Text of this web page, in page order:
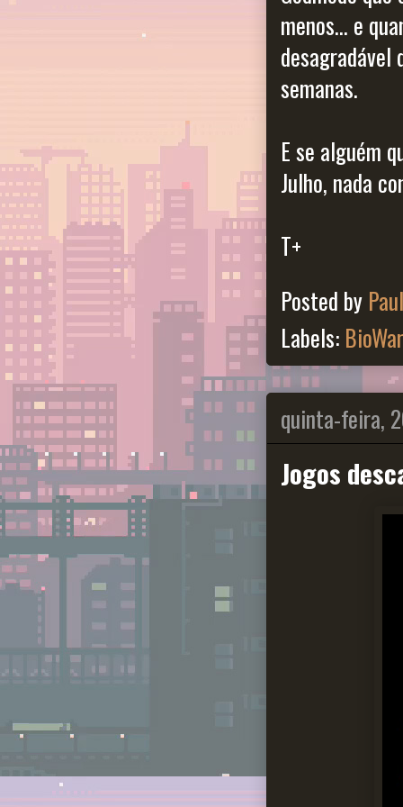
menos... e
desagradável
semanas.
E se alguém
Julho, nada
T+
Posted by
Labels:
quinta-feira,
Jogos